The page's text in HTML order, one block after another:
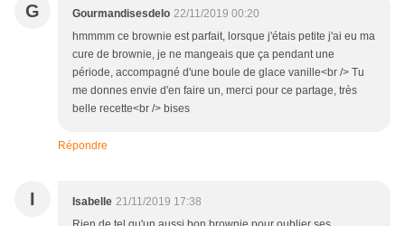
G Gourmandisesdelo 22/11/2019 00:20
hmmmm ce brownie est parfait, lorsque j'étais petite j'ai eu ma
cure de brownie, je ne mangeais que ça pendant une
période, accompagné d'une boule de glace vanille<br /> Tu
me donnes envie d'en faire un, merci pour ce partage, très
belle recette<br /> bises
Répondre
I Isabelle 21/11/2019 17:38